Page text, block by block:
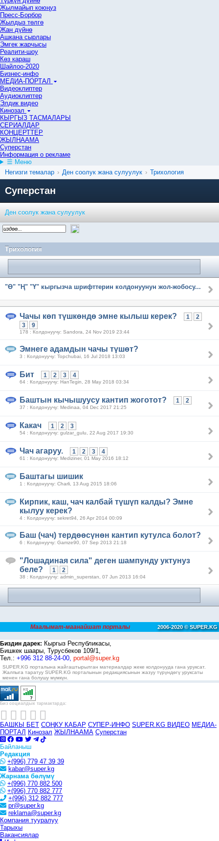
Жылмайып коюңуз
Пресс-Борбор
Жылдыз төлгө
Жан дүйнө
Ашкана сырлары
Эмгек жарчысы
Реалити-шоу
Көз караш
Шайлоо-2020
Бизнес-инфо
МЕДИА-ПОРТАЛ
Видеоклиптер
Аудиоклиптер
Элдик видео
Кинозал
КЫРГЫЗ ТАСМАЛАРЫ
СЕРИАЛДАР
КОНЦЕРТТЕР
ЖЫЛНААМА
Суперстан
Информация о рекламе
☰ Меню
Негизги темалар › Ден соолук жана сулуулук › Трихология
Суперстан
Ден соолук жана сулуулук
Трихология
"Ө" "Ң" "Ү" кыргызча шрифттерин колдонуунун жол-жобосу...
Чачы көп түшкөндө эмне кылыш керек? 1
2
3
9
178 : Колдонуучу: Sandora, 24 Nov 2019 23:44
Эмнеге адамдын чачы түшөт?
3 : Колдонуучу: Topchubai, 16 Jul 2018 13:03
Бит 1 2 3 4
64 : Колдонуучу: HanTegin, 28 May 2018 03:34
Баштын кычышуусу кантип жоготот? 1 2
37 : Колдонуучу: Medinaa, 04 Dec 2017 21:25
Какач 1 2 3
54 : Колдонуучу: gulzar_gulu, 22 Aug 2017 19:30
Чач агаруу. 1 2 3 4
61 : Колдонуучу: Mediziner, 01 May 2016 18:12
Баштагы шишик
1 : Колдонуучу: Charli, 13 Aug 2015 18:06
Кирпик, каш, чач калбай түшүп калды? Эмне
кылуу керек?
4 : Колдонуучу: sekret94, 26 Apr 2014 00:09
Баш (чач) тердөөсүнөн кантип кутулса болот?
6 : Колдонуучу: Gamze90, 07 Sep 2013 21:18
"Лошадиная сила" деген шампунду уктунуз
беле?
1 2
38 : Колдонуучу: admin_superstan, 07 Jun 2013 16:04
Маалымат-маанайшат порталы 2006-2020 © SUPER.KG
Биздин дарек: Кыргыз Республикасы,
Бишкек шаары, Турусбеков 109/1,
Тел.: +996 312 88-24-00, portal@super.kg
SUPER.KG порталына жайгаштырылган материалдар жеке колдонууда гана уруксат.
Жалпыга таратуу SUPER.KG порталынын редакциясынын жазуу түрүндөгү уруксаты
менен гана болушу мүмкүн.
Биз социалдык тармактарда:
БАШКЫ БЕТ СОҢКУ КАБАР СУПЕР-ИНФО SUPER.KG ВИДЕО МЕДИА-
ПОРТАЛ Кинозал ЖЫЛНААМА Суперстан
Байланыш
Редакция
+(996) 779 47 39 39
kabar@super.kg
Жарнама бөлүмү
+(996) 770 882 500
+(996) 770 882 777
+(996) 312 882 777
pr@super.kg
reklama@super.kg
Компания тууралуу
Тарыхы
Вакансиялар